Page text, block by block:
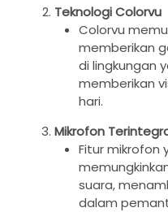
Teknologi Colorvu
Colorvu
memberikan
di lingkungan
memberikan
hari.
Mikrofon
Fitur mikrofon
suara,
dalam